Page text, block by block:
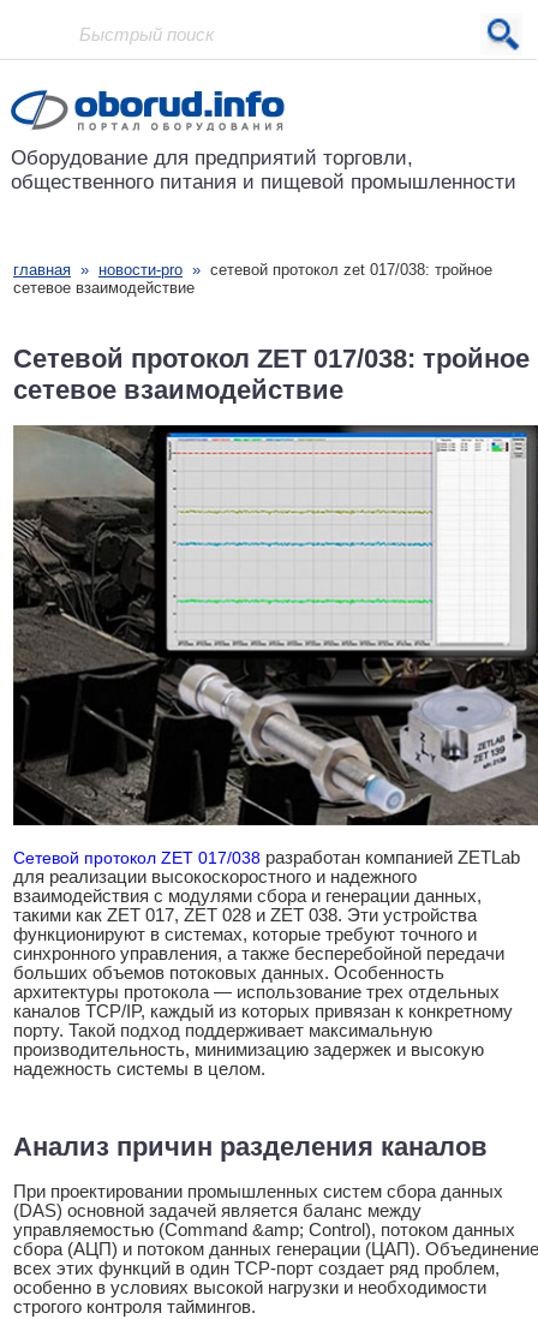
Проект основан в 2001 году
Оборудование для предприятий торговли,
общественного питания и пищевой промышленности
главная » новости-pro » сетевой протокол zet 017/038: тройное
сетевое взаимодействие
Сетевой протокол ZET 017/038: тройное
сетевое взаимодействие
Сетевой протокол ZET 017/038 разработан компанией ZETLab
для реализации высокоскоростного и надежного
взаимодействия с модулями сбора и генерации данных,
такими как ZET 017, ZET 028 и ZET 038. Эти устройства
функционируют в системах, которые требуют точного и
синхронного управления, а также бесперебойной передачи
больших объемов потоковых данных. Особенность
архитектуры протокола — использование трех отдельных
каналов TCP/IP, каждый из которых привязан к конкретному
порту. Такой подход поддерживает максимальную
производительность, минимизацию задержек и высокую
надежность системы в целом.
Анализ причин разделения каналов
При проектировании промышленных систем сбора данных
(DAS) основной задачей является баланс между
управляемостью (Command &amp; Control), потоком данных
сбора (АЦП) и потоком данных генерации (ЦАП). Объединение
всех этих функций в один TCP-порт создает ряд проблем,
особенно в условиях высокой нагрузки и необходимости
строгого контроля таймингов.